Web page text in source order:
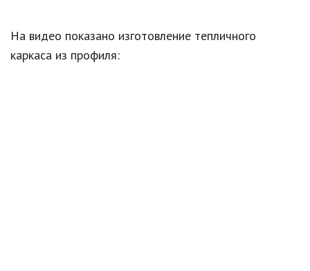
На видео показано изготовление тепличного
каркаса из профиля: